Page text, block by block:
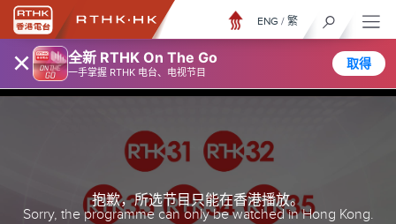
× 全新 RTHK On The Go
一手掌握 RTHK 电台、电视节目
取得
ENG / 繁
抱歉，所选节目只能在香港播放。
Sorry, the programme can only be watched in Hong Kong.